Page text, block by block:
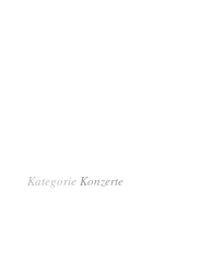
Kategorie Konzerte